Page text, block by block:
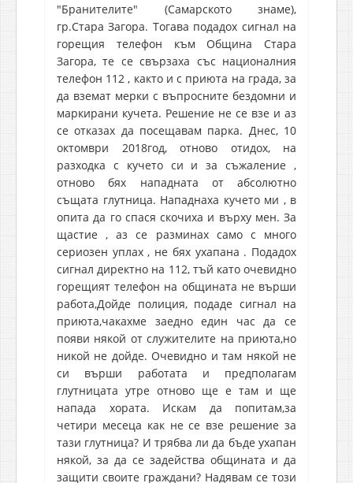
"Бранителите" (Самарското знаме),
гр.Стара Загора. Тогава подадох сигнал на
горещия телефон към Община Стара
Загора, те се свързаха със националния
телефон 112 , както и с приюта на града, за
да вземат мерки с въпросните бездомни и
маркирани кучета. Решение не се взе и аз
се отказах да посещавам парка. Днес, 10
октомври 2018год, отново отидох, на
разходка с кучето си и за съжаление ,
отново бях нападната от абсолютно
същата глутница. Нападнаха кучето ми , в
опита да го спася скочиха и върху мен. За
щастие , аз се разминах само с много
сериозен уплах , не бях ухапана . Подадох
сигнал директно на 112, тъй като очевидно
горещият телефон на общината не върши
работа,Дойде полиция, подаде сигнал на
приюта,чакахме заедно един час да се
появи някой от служителите на приюта,но
никой не дойде. Очевидно и там някой не
си върши работата и предполагам
глутницата утре отново ще е там и ще
напада хората. Искам да попитам,за
четири месеца как не се взе решение за
тази глутница? И трябва ли да бъде ухапан
някой, за да се задейства общината и да
защити своите граждани? Надявам се този